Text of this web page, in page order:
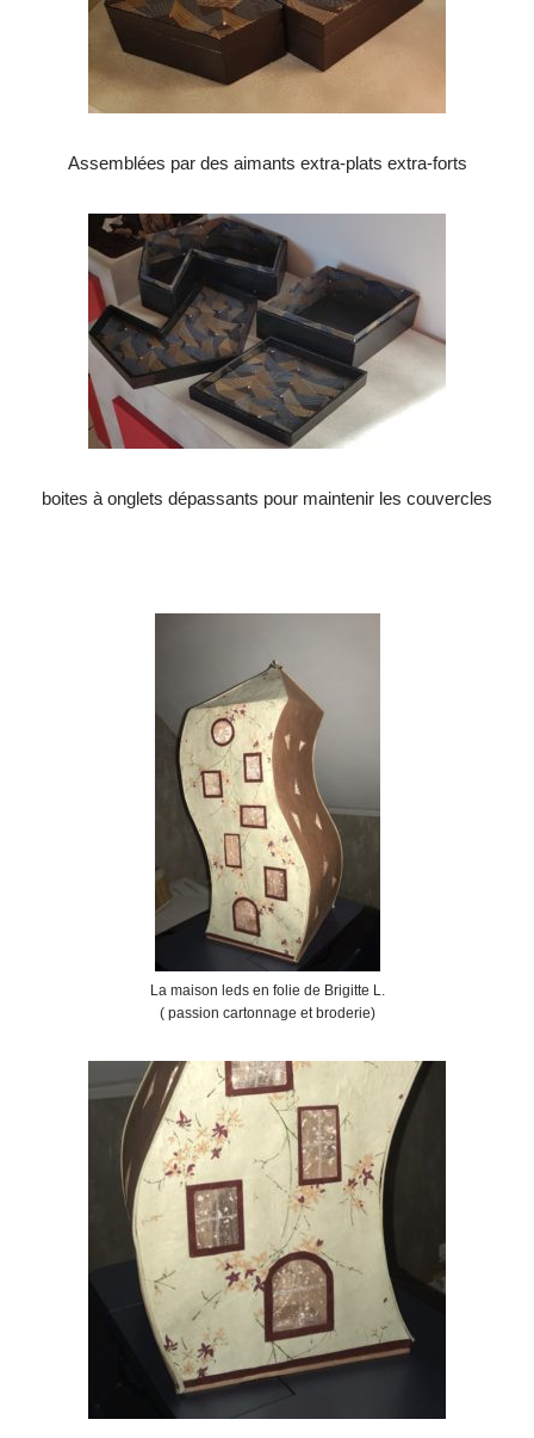
Assemblées par des aimants extra-plats extra-forts
boites à onglets dépassants pour maintenir les couvercles
La maison leds en folie de Brigitte L.
( passion cartonnage et broderie)